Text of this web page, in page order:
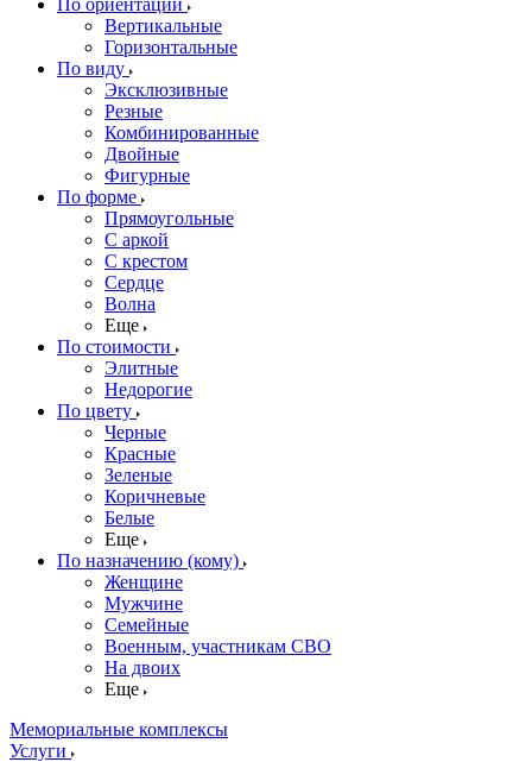
По ориентации
Вертикальные
Горизонтальные
По виду
Эксклюзивные
Резные
Комбинированные
Двойные
Фигурные
По форме
Прямоугольные
С аркой
С крестом
Сердце
Волна
Еще
По стоимости
Элитные
Недорогие
По цвету
Черные
Красные
Зеленые
Коричневые
Белые
Еще
По назначению (кому)
Женщине
Мужчине
Семейные
Военным, участникам СВО
На двоих
Еще
Мемориальные комплексы
Услуги